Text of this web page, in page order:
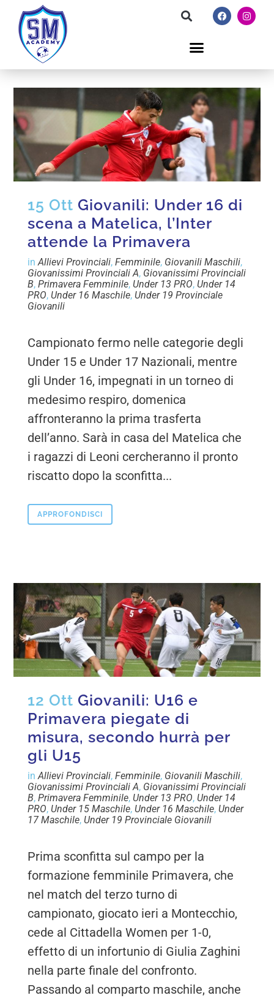
15 Ott Giovanili: Under 16 di
scena a Matelica, l’Inter
attende la Primavera
inAllievi Provinciali,Femminile, Giovanili Maschili,
Giovanissimi Provinciali A, Giovanissimi Provinciali
B,Primavera Femminile, Under 13 PRO, Under 14
PRO, Under 16 Maschile, Under 19 Provinciale
Giovanili
Campionato fermo nelle categorie degli
Under 15 e Under 17 Nazionali, mentre
gli Under 16, impegnati in un torneo di
medesimo respiro, domenica
affronteranno la prima trasferta
dell’anno. Sarà in casa del Matelica che
i ragazzi di Leoni cercheranno il pronto
riscatto dopo la sconfitta...
APPROFONDISCI
12 Ott Giovanili: U16 e
Primavera piegate di
misura, secondo hurrà per
gli U15
inAllievi Provinciali,Femminile, Giovanili Maschili,
Giovanissimi Provinciali A, Giovanissimi Provinciali
B,Primavera Femminile, Under 13 PRO, Under 14
PRO, Under 15 Maschile, Under 16 Maschile, Under
17 Maschile, Under 19 Provinciale Giovanili
Prima sconfitta sul campo per la
formazione femminile Primavera, che
nel match del terzo turno di
campionato, giocato ieri a Montecchio,
cede al Cittadella Women per 1-0,
effetto di un infortunio di Giulia Zaghini
nella parte finale del confronto.
Passando al comparto maschile, anche